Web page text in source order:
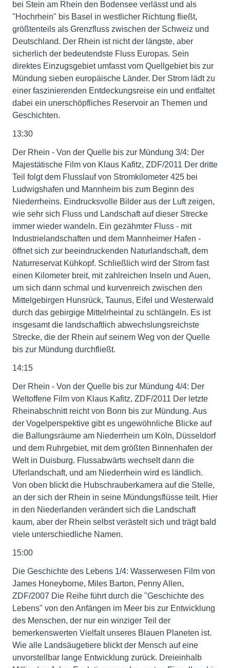
bei Stein am Rhein den Bodensee verlässt und als
"Hochrhein" bis Basel in westlicher Richtung fließt,
größtenteils als Grenzfluss zwischen der Schweiz und
Deutschland. Der Rhein ist nicht der längste, aber
sicherlich der bedeutendste Fluss Europas. Sein
direktes Einzugsgebiet umfasst vom Quellgebiet bis zur
Mündung sieben europäische Länder. Der Strom lädt zu
einer faszinierenden Entdeckungsreise ein und entfaltet
dabei ein unerschöpfliches Reservoir an Themen und
Geschichten.
13:30
Der Rhein - Von der Quelle bis zur Mündung 3/4: Der
Majestätische Film von Klaus Kafitz, ZDF/2011 Der dritte
Teil folgt dem Flusslauf von Stromkilometer 425 bei
Ludwigshafen und Mannheim bis zum Beginn des
Niederrheins. Eindrucksvolle Bilder aus der Luft zeigen,
wie sehr sich Fluss und Landschaft auf dieser Strecke
immer wieder wandeln. Ein gezähmter Fluss - mit
Industrielandschaften und dem Mannheimer Hafen -
öffnet sich zur beeindruckenden Naturlandschaft, dem
Naturreservat Kühkopf. Schließlich wird der Strom fast
einen Kilometer breit, mit zahlreichen Inseln und Auen,
um sich dann schmal und kurvenreich zwischen den
Mittelgebirgen Hunsrück, Taunus, Eifel und Westerwald
durch das gebirgige Mittelrheintal zu schlängeln. Es ist
insgesamt die landschaftlich abwechslungsreichste
Strecke, die der Rhein auf seinem Weg von der Quelle
bis zur Mündung durchfließt.
14:15
Der Rhein - Von der Quelle bis zur Mündung 4/4: Der
Weltoffene Film von Klaus Kafitz, ZDF/2011 Der letzte
Rheinabschnitt reicht von Bonn bis zur Mündung. Aus
der Vogelperspektive gibt es ungewöhnliche Blicke auf
die Ballungsräume am Niederrhein um Köln, Düsseldorf
und dem Ruhrgebiet, mit dem größten Binnenhafen der
Welt in Duisburg. Flussabwärts wechselt dann die
Uferlandschaft, und am Niederrhein wird es ländlich.
Von oben blickt die Hubschrauberkamera auf die Stelle,
an der sich der Rhein in seine Mündungsflüsse teilt. Hier
in den Niederlanden verändert sich die Landschaft
kaum, aber der Rhein selbst verästelt sich und trägt bald
viele unterschiedliche Namen.
15:00
Die Geschichte des Lebens 1/4: Wasserwesen Film von
James Honeyborne, Miles Barton, Penny Allen,
ZDF/2007 Die Reihe führt durch die "Geschichte des
Lebens" von den Anfängen im Meer bis zur Entwicklung
des Menschen, der nur ein winziger Teil der
bemerkenswerten Vielfalt unseres Blauen Planeten ist.
Wie alle Landsäugetiere blickt der Mensch auf eine
unvorstellbar lange Entwicklung zurück. Dreieinhalb